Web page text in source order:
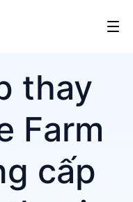
thay
Farm
cấp